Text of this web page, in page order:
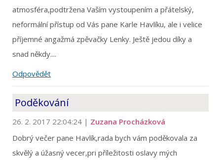
atmosféra,podtržena Vaším vystoupením a přátelský,
neformální přístup od Vás pane Karle Havlíku, ale i velice
příjemné angažmá zpěvačky Lenky. Ještě jedou díky a
snad někdy....
Odpovědět
Poděkování
26. 2. 2017 22:04:24 | Zuzana Procházková
Dobrý večer pane Havlík,rada bych vám poděkovala za
skvělý a úžasný vecer,pri příležitosti oslavy mých